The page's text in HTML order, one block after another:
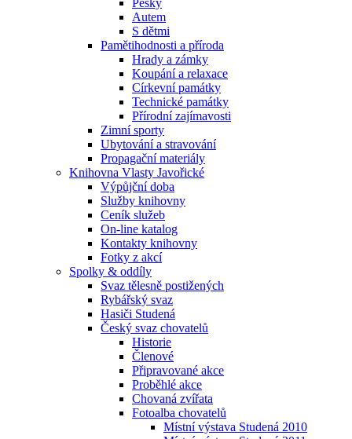
Pěšky
Autem
S dětmi
Pamětihodnosti a příroda
Hrady a zámky
Koupání a relaxace
Církevní památky
Technické památky
Přírodní zajímavosti
Zimní sporty
Ubytování a stravování
Propagační materiály
Knihovna Vlasty Javořické
Výpůjční doba
Služby knihovny
Ceník služeb
On-line katalog
Kontakty knihovny
Fotky z akcí
Spolky & oddíly
Svaz tělesně postižených
Rybářský svaz
Hasiči Studená
Český svaz chovatelů
Historie
Členové
Připravované akce
Proběhlé akce
Chovaná zvířata
Fotoalba chovatelů
Místní výstava Studená 2010